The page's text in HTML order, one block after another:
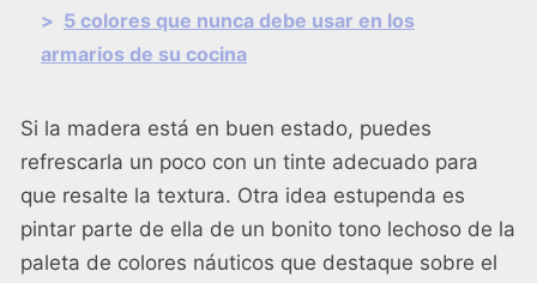
> 5 colores que nunca debe usar en los
armarios de su cocina
Si la madera está en buen estado, puedes
refrescarla un poco con un tinte adecuado para
que resalte la textura. Otra idea estupenda es
pintar parte de ella de un bonito tono lechoso de la
paleta de colores náuticos que destaque sobre el